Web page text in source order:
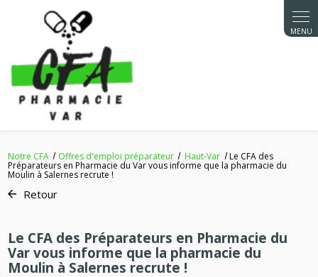
Notre CFA Offres d'emploi préparateur Haut-Var Le CFA des
Préparateurs en Pharmacie du Var vous informe que la pharmacie du
Moulin à Salernes recrute !
Retour
Le CFA des Préparateurs en Pharmacie du
Var vous informe que la pharmacie du
Moulin à Salernes recrute !